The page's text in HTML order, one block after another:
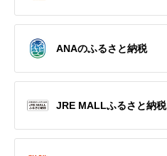
ANAのふるさと納税
JRE MALLふるさと納税